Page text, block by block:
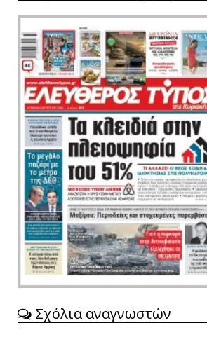
Σχόλια αναγνωστών